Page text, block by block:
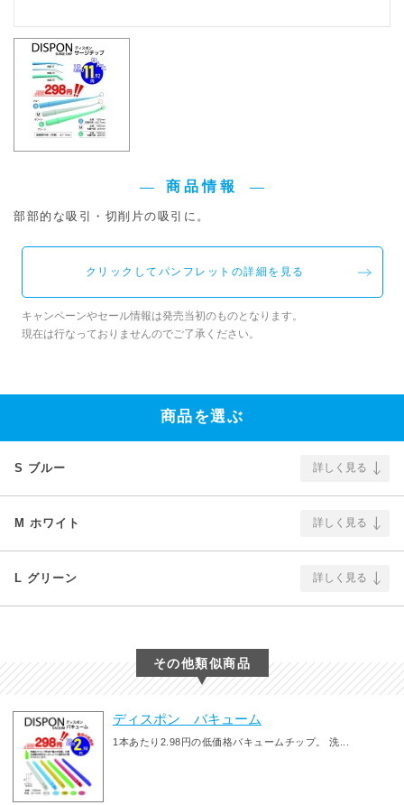
商品情報
部部的な吸引・切削片の吸引に。
クリックしてパンフレットの詳細を見る
キャンペーンやセール情報は発売当初のものとなります。
現在は行なっておりませんのでご了承ください。
商品を選ぶ
S ブルー 詳しく見る
M ホワイト 詳しく見る
L グリーン 詳しく見る
その他類似商品
ディスポン バキューム
1本あたり2.98円の低価格バキュームチップ。 洗...